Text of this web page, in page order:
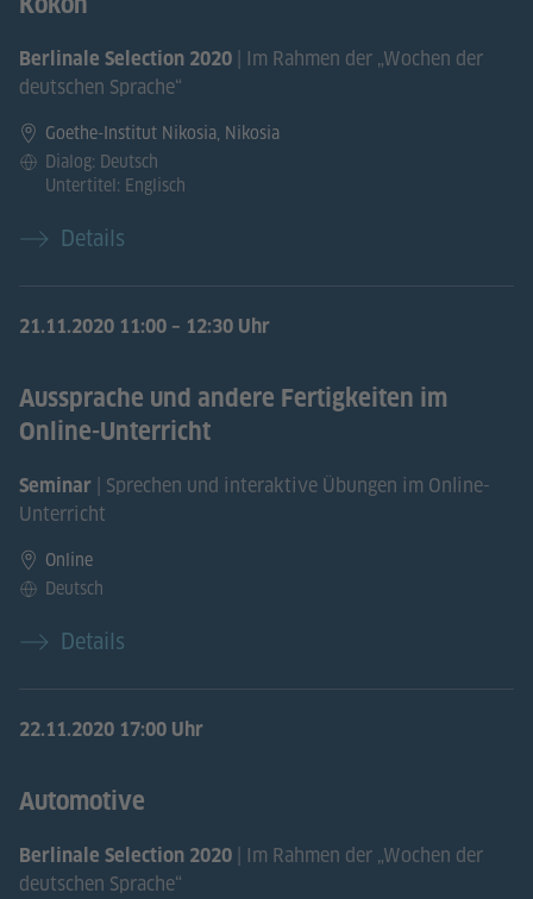
Berlinale Selection 2020 | Im Rahmen der „Wochen der
deutschen Sprache“
Goethe-Institut Nikosia, Nikosia
Dialog: Deutsch
Untertitel: Englisch
Details
21.11.2020 11:00 – 12:30 Uhr
Aussprache und andere Fertigkeiten im
Online-Unterricht
Seminar | Sprechen und interaktive Übungen im Online-
Unterricht
Online
Deutsch
Details
22.11.2020 17:00 Uhr
Automotive
Berlinale Selection 2020 | Im Rahmen der „Wochen der
deutschen Sprache“